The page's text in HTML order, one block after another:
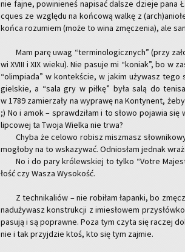
nie fajne, po­wi­nie­neś na­pi­sać dal­sze dzie­je pana
cqu­es ze wzglę­du na koń­co­wą walkę z
końca ro­zu­miem (może to wina zmę­cze­nia), ale
Mam parę uwag “ter­mi­no­lo­gicz­nych” (przy
wi XVIII i XIX wieku). Nie pa­su­je mi “ko­niak”, bo
“olim­pia­da” w kon­tek­ście, w jakim uży­wasz tego
giel­skie, a “sala gry w piłkę” była salą do
w 1789 za­mie­rza­ły na wy­pra­wę na Kon­ty­nent,
;) No i amok – spraw­dzi­łam i to słowo po­ja­wia
lip­co­wej ta Twoja Wiel­ka nie trwa?
Chyba że ce­lo­wo ro­bisz misz­masz
mo­gło­by na to wska­zy­wać. Od­nio­słam jed­nak
No i do pary kró­lew­skiej to tylko “Votre
łość czy Wasza Wy­so­kość.
Z tech­ni­ka­liów – nie ro­bi­łam ła­pan­ki, bo
nad­uży­wasz kon­struk­cji z imie­sło­wem
pa­su­ją i są po­praw­ne. Poza tym czyta się ra­czej
nie i tak przyj­dzie ktoś, kto się tym zaj­mie.